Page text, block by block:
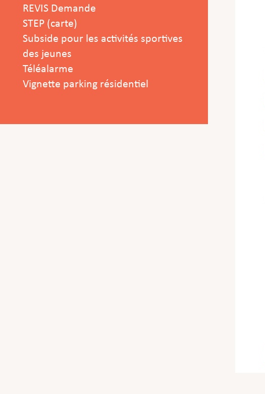
REVIS Demande
STEP (carte)
Subside pour les activités sportives
des jeunes
Téléalarme
Vignette parking résidentiel